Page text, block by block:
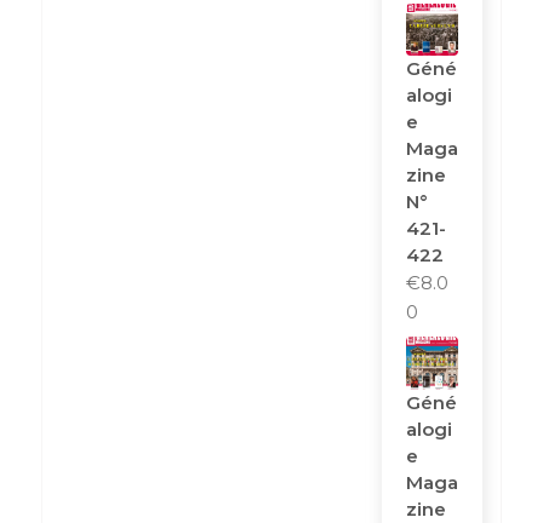
Géné
Alogi
E
Maga
Zine
N°
421-
422
€8.0
0
Géné
Alogi
E
Maga
Zine